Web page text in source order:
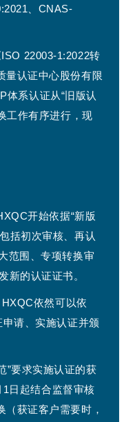
、CNAS-
22003-1:2022转
量认证中心股份有限
体系认证从“旧版认
工作有序进行，现
开始依据“新版
括初次审核、再认
范围、专项转换审
新的认证证书。
HXQC依然可以依
申请、实施认证并颁
”要求实施认证的获
日起结合监督审核
获证客户需要时，